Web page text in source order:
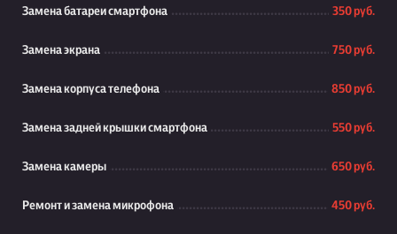
Замена батареи смартфона 350 руб.
Замена экрана 750 руб.
Замена корпуса телефона 850 руб.
Замена задней крышки смартфона 550 руб.
Замена камеры 650 руб.
Ремонт и замена микрофона 450 руб.